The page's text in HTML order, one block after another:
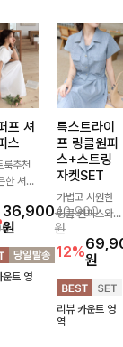
프 셔
스
룩추천
한 셔링
어우러져
운 무드
해주는
허리
밴딩이
루엣을
36,900
원
40,900
원
운트 영
특스트라이
프 링클원피
스+스트링
자켓SET
가볍고 시원한
링클 원피스와
스트링 자켓이
세트로 구성되어
코디 고민 없이
완성도 높은 스
타일링을 연출해
주는 아이템 🤍
따로 또 같이 활
12%원
리뷰 카운트 영
역